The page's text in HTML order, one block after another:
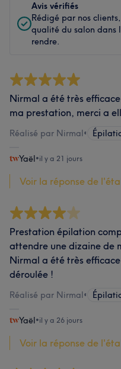
Avis vérifiés
Rédigé par nos
qualité du salon dans
rendre.
Nirmal a été très
ma prestation, merci a
Réalisé par Nirmal•
Yaël•il y a 21 jours
Voir la réponse de
Prestation épilation
attendre une dizaine de
Nirmal a été très
déroulée !
Réalisé par Nirmal•
Yaël•il y a 26 jours
Voir la réponse de